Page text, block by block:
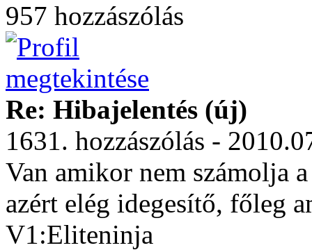
957 hozzászólás
Re: Hibajelentés (új)
1631. hozzászólás -
Van amikor nem számolja
azért elég idegesítő, főleg
V1:Eliteninja